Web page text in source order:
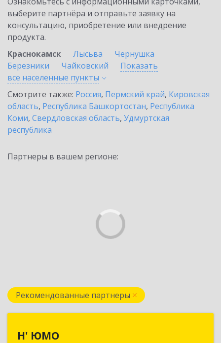
выберите партнёра и отправьте заявку на
консультацию, приобретение или внедрение
продукта.
Краснокамск
Лысьва
Чернушка
Березники
Чайковский
Показать
все населенные пункты
Смотрите также: Россия, Пермский край, Кировская
область, Республика Башкортостан, Республика
Коми, Свердловская область, Удмуртская
республика
Партнеры в вашем регионе:
Рекомендованные партнеры
Н' ЮМО